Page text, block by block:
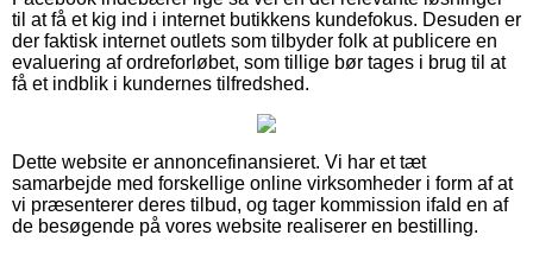
til at få et kig ind i internet butikkens kundefokus. Desuden er
der faktisk internet outlets som tilbyder folk at publicere en
evaluering af ordreforløbet, som tillige bør tages i brug til at
få et indblik i kundernes tilfredshed.
Dette website er annoncefinansieret. Vi har et tæt
samarbejde med forskellige online virksomheder i form af at
vi præsenterer deres tilbud, og tager kommission ifald en af
de besøgende på vores website realiserer en bestilling.